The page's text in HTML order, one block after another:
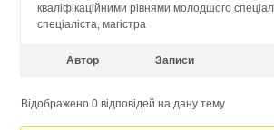
кваліфікаційними рівнями молодшого
спеціаліста, магістра
Автор Записи
Відображено 0 відповідей на дану тему